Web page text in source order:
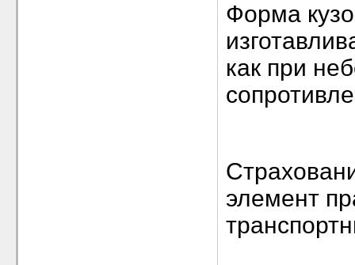
Форма
как при
элемент